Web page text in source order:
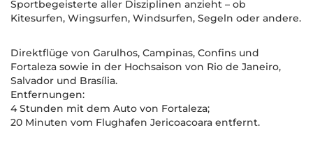
Sportbegeisterte aller Disziplinen anzieht – ob
Kitesurfen, Wingsurfen, Windsurfen, Segeln oder andere.
Direktflüge von Garulhos, Campinas, Confins und
Fortaleza sowie in der Hochsaison von Rio de Janeiro,
Salvador und Brasília.
Entfernungen:
4 Stunden mit dem Auto von Fortaleza;
20 Minuten vom Flughafen Jericoacoara entfernt.